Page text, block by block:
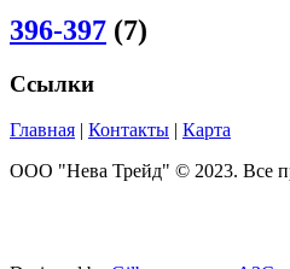
396-397 (7)
Ссылки
Главная | Контакты | Карта
ООО "Нева Трейд" © 2023. Все